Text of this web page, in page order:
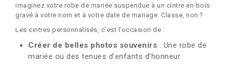
imaginez votre robe de mariée suspendue à un cintre en bois
gravé à votre nom et à votre date de mariage. Classe, non ?
Les cintres personnalisés, c’est l’occasion de :
Créer de belles photos souvenirs : Une robe de
mariée ou des tenues d’enfants d’honneur